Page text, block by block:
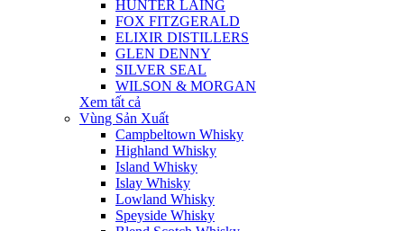
HUNTER LAING
FOX FITZGERALD
ELIXIR DISTILLERS
GLEN DENNY
SILVER SEAL
WILSON & MORGAN
Xem tất cả
Vùng Sản Xuất
Campbeltown Whisky
Highland Whisky
Island Whisky
Islay Whisky
Lowland Whisky
Speyside Whisky